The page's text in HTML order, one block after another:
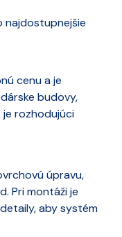
najdostupnejšie
cenu a je
budovy,
je rozhodujúci
úpravu,
Pri montáži je
aby systém